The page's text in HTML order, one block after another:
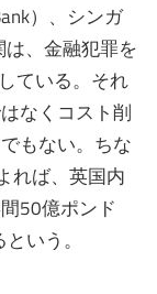
）、シンガ
は、金融犯罪を
ている。それ
なくコスト削
もない。ちな
れば、英国内
50億ポンド
いう。